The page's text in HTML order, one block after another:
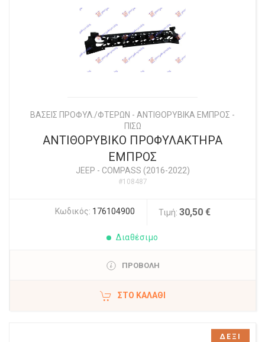
ΒΑΣΕΙΣ ΠΡΟΦΥΛ./ΦΤΕΡΩΝ - ΑΝΤΙΘΟΡΥΒΙΚΑ ΕΜΠΡΟΣ -
ΠΙΣΩ
ΑΝΤΙΘΟΡΥΒΙΚΟ ΠΡΟΦΥΛΑΚΤΗΡΑ
ΕΜΠΡΟΣ
JEEP - COMPASS (2016-2022)
#108487
Κωδικός: 176104900 Τιμή: 30,50 €
Διαθέσιμο
ΠΡΟΒΟΛΗ
ΣΤΟ ΚΑΛΆΘΙ
ΔΕΞΙ